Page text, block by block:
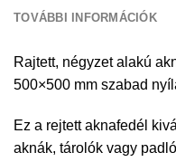
TOVÁBBI INFORMÁCIÓK
Rajtett, négyzet alakú
500×500 mm szabad
Ez a rejtett aknafedél
aknák, tárolók vagy